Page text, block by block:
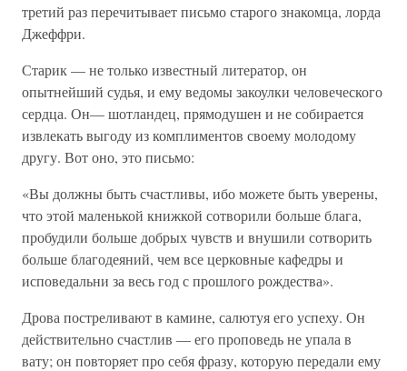
третий раз перечитывает письмо старого знакомца, лорда
Джеффри.
Старик — не только известный литератор, он
опытнейший судья, и ему ведомы закоулки человеческого
сердца. Он— шотландец, прямодушен и не собирается
извлекать выгоду из комплиментов своему молодому
другу. Вот оно, это письмо:
«Вы должны быть счастливы, ибо можете быть уверены,
что этой маленькой книжкой сотворили больше блага,
пробудили больше добрых чувств и внушили сотворить
больше благодеяний, чем все церковные кафедры и
исповедальни за весь год с прошлого рождества».
Дрова постреливают в камине, салютуя его успеху. Он
действительно счастлив — его проповедь не упала в
вату; он повторяет про себя фразу, которую передали ему